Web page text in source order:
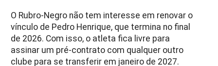
O Rubro-Negro não tem interesse em renovar o
vínculo de Pedro Henrique, que termina no final
de 2026. Com isso, o atleta fica livre para
assinar um pré-contrato com qualquer outro
clube para se transferir em janeiro de 2027.